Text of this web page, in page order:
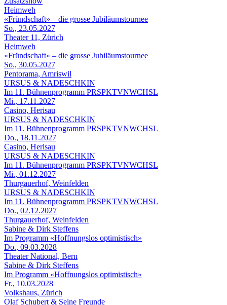
Heimweh
«Fründschaft» – die grosse Jubiläumstournee
So., 23.05.2027
Theater 11, Zürich
Heimweh
«Fründschaft» – die grosse Jubiläumstournee
So., 30.05.2027
Pentorama, Amriswil
URSUS & NADESCHKIN
Im 11. Bühnenprogramm PRSPKTVNWCHSL
Mi., 17.11.2027
Casino, Herisau
URSUS & NADESCHKIN
Im 11. Bühnenprogramm PRSPKTVNWCHSL
Do., 18.11.2027
Casino, Herisau
URSUS & NADESCHKIN
Im 11. Bühnenprogramm PRSPKTVNWCHSL
Mi., 01.12.2027
Thurgauerhof, Weinfelden
URSUS & NADESCHKIN
Im 11. Bühnenprogramm PRSPKTVNWCHSL
Do., 02.12.2027
Thurgauerhof, Weinfelden
Sabine & Dirk Steffens
Im Programm «Hoffnungslos optimistisch»
Do., 09.03.2028
Theater National, Bern
Sabine & Dirk Steffens
Im Programm «Hoffnungslos optimistisch»
Fr., 10.03.2028
Volkshaus, Zürich
Olaf Schubert & Seine Freunde